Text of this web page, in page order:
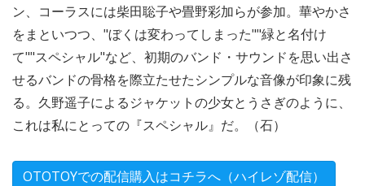
ン、コーラスには柴田聡子や畳野彩加らが参加。華やかさ
をまといつつ、"ぼくは変わってしまった""緑と名付け
て""スペシャル"など、初期のバンド・サウンドを思い出さ
せるバンドの骨格を際立たせたシンプルな音像が印象に残
る。久野遥子によるジャケットの少女とうさぎのように、
これは私にとっての『スペシャル』だ。（石）
OTOTOYでの配信購入はコチラへ（ハイレゾ配信）